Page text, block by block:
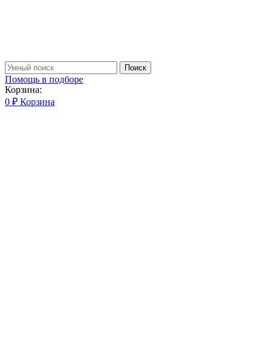
Поиск
Помощь в подборе
Корзина:
0 ₽ Корзина